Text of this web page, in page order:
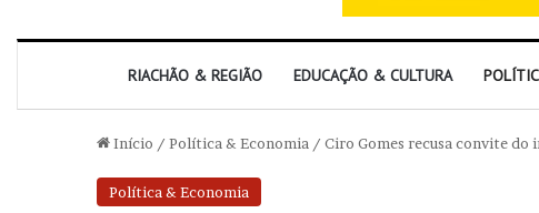
RIACHÃO & REGIÃO EDUCAÇÃO & CULTURA
Início / Política & Economia / Ciro Gomes recusa convite do
Política & Economia